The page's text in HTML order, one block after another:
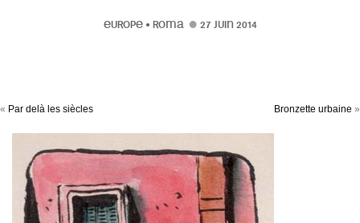
EUROPE• ROMA 27 JUIN 2014
« Par delà les siècles Bronzette urbaine »